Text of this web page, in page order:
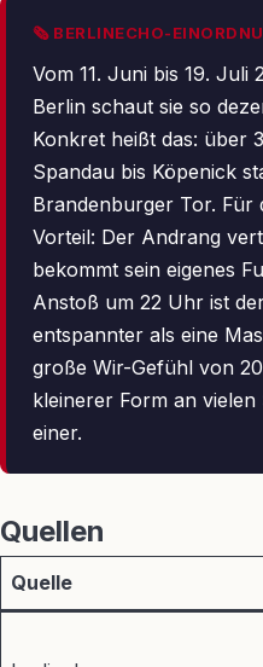
🗞 BERLINECHO-
Vom 11. Juni bis 19. Juli
Berlin schaut sie so
Konkret heißt das: über
Spandau bis Köpenick
Brandenburger Tor. Für
Vorteil: Der Andrang
bekommt sein eigenes
Anstoß um 22 Uhr ist
entspannter als eine
große Wir-Gefühl von
kleinerer Form an
einer.
Quellen
Quelle